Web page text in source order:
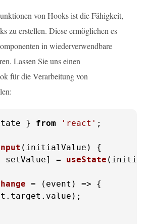
von Hooks ist die Fähigkeit,
zu erstellen. Diese ermöglichen es
in wiederverwendbare
Lassen Sie uns einen
für die Verarbeitung von
} from 'react' ;
( initialValue
setValue] = useState
= ( event
target . value );